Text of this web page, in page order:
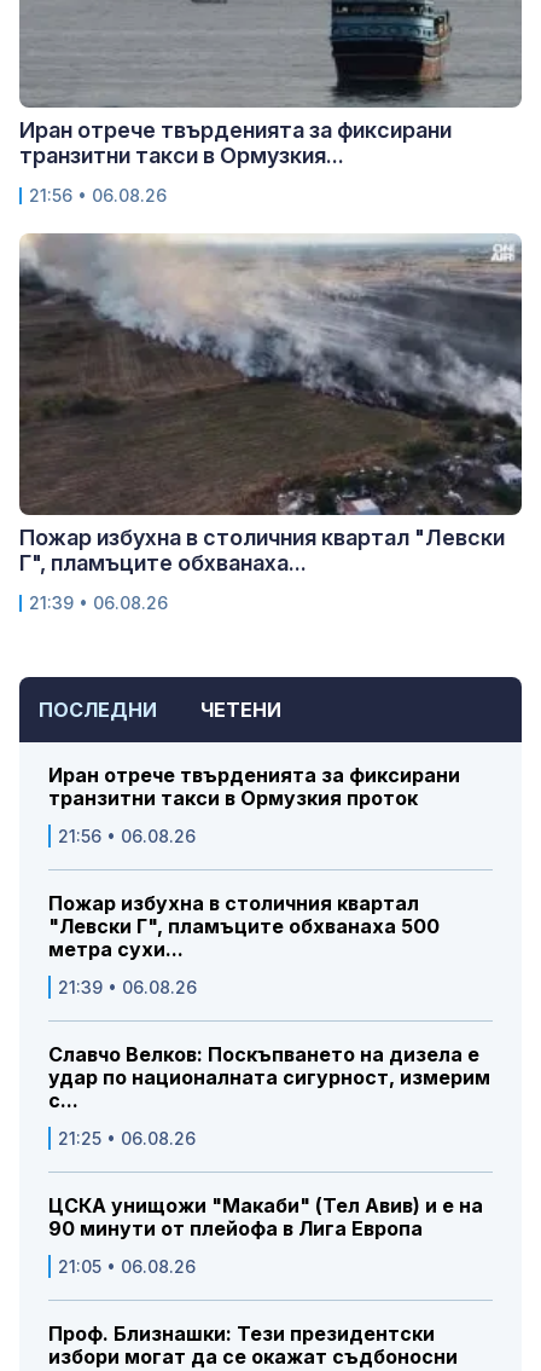
ПОСЛЕДНИ ЧЕТЕНИ
Иран отрече твърденията за фиксирани
транзитни такси в Ормузкия проток
21:56 • 06.08.26
Пожар избухна в столичния квартал
"Левски Г", пламъците обхванаха 500
метра сухи...
21:39 • 06.08.26
Славчо Велков: Поскъпването на дизела е
удар по националната сигурност, измерим
с...
21:25 • 06.08.26
ЦСКА унищожи "Макаби" (Тел Авив) и е на
90 минути от плейофа в Лига Европа
21:05 • 06.08.26
Проф. Близнашки: Тези президентски
избори могат да се окажат съдбоносни
Иран отрече твърденията за фиксирани
транзитни такси в Ормузкия...
21:56 • 06.08.26
Пожар избухна в столичния квартал "Левски
Г", пламъците обхванаха...
21:39 • 06.08.26